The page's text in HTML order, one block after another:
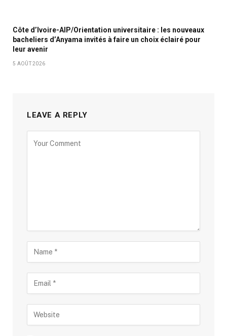
Côte d’Ivoire-AIP/Orientation universitaire : les nouveaux
bacheliers d’Anyama invités à faire un choix éclairé pour
leur avenir
5 AOÛT 2026
LEAVE A REPLY